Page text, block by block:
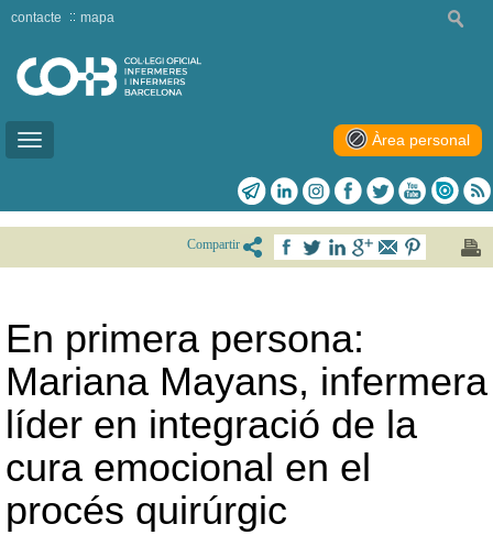
Toggle
contacte mapa
Àrea personal
Compartir
En primera persona:
Mariana Mayans, infermera
líder en integració de la
cura emocional en el
procés quirúrgic